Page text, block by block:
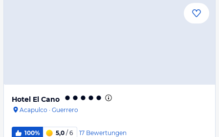
Hotel El Cano
Acapulco · Guerrero
100% 5,0 / 6 17 Bewertungen